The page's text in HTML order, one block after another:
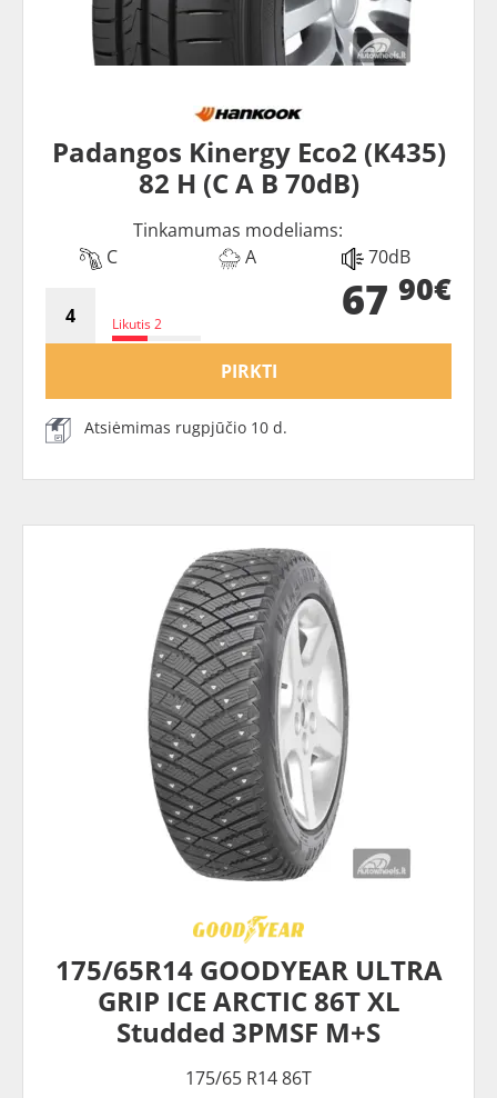
Padangos Kinergy Eco2 (K435)
82 H (C A B 70dB)
Tinkamumas modeliams:
C
A 70dB
Likutis 2 67 90€
PIRKTI
Atsiėmimas rugpjūčio 10 d.
175/65R14 GOODYEAR ULTRA
GRIP ICE ARCTIC 86T XL
Studded 3PMSF M+S
175/65 R14 86T